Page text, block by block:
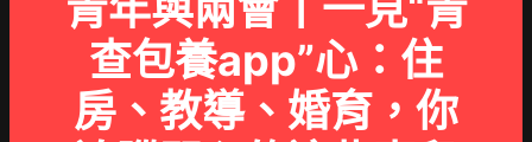
查包養app”心：住
房、教導、婚育，你